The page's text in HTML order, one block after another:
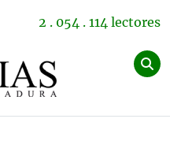
2 . 054 . 114 lectores